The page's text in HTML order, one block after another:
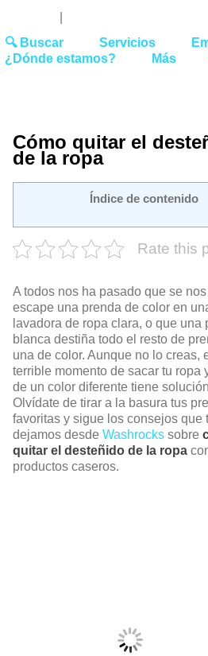
🔍 Buscar Servicios
¿Dónde estamos?
Más
Cómo quitar el
de la ropa
Índice de contenido
Rate this
A todos nos ha pasado que se nos
escape una prenda de color en
lavadora de ropa clara, o que una
blanca destiña todo el resto de
una de color. Aunque no lo creas,
terrible momento de sacar tu ropa
de un color diferente tiene
Olvídate de tirar a la basura tus
favoritas y sigue los consejos que
dejamos desde Washrocks sobre
quitar el desteñido de la ropa
productos caseros.